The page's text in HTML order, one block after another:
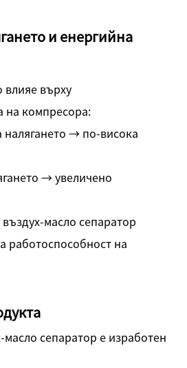
и енергийна
влияе върху
на компресора:
→ по-висока
→ увеличено
масло сепаратор
работоспособност на
масло сепаратор е изработен